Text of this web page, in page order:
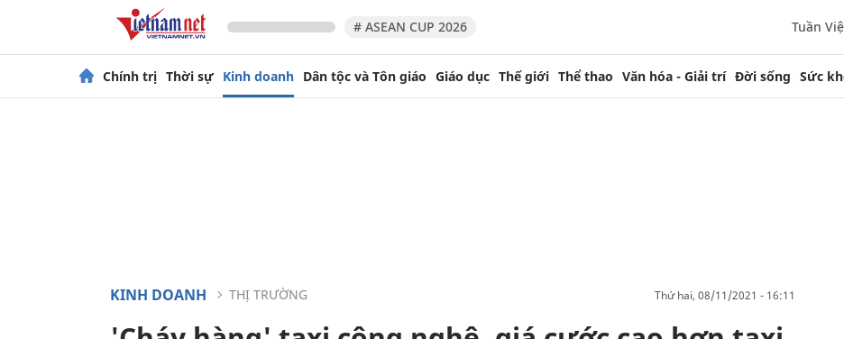
# ASEAN CUP 2026 Tuần
Chính trị Thời sự Kinh doanh Dân tộc và Tôn giáo Giáo dục Thế giới Thể thao Văn hóa - Giải trí Đời sống Sức
KINH DOANH THỊ TRƯỜNG thứ hai, 08/11/2021 - 16:11